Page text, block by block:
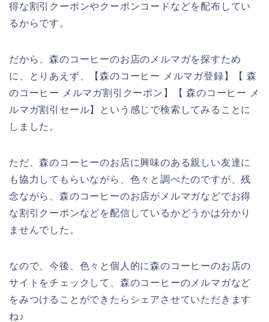
得な割引クーポンやクーポンコードなどを配布してい
るからです。
だから、森のコーヒーのお店のメルマガを探すため
に、とりあえず、【森のコーヒー メルマガ登録】【 森
のコーヒー メルマガ割引クーポン】【 森のコーヒー メ
ルマガ割引セール】という感じで検索してみることに
しました。
ただ、森のコーヒーのお店に興味のある親しい友達に
も協力してもらいながら、色々と調べたのですが、残
念ながら、森のコーヒーのお店がメルマガなどでお得
な割引クーポンなどを配信しているかどうかは分かり
ませんでした。
なので、今後、色々と個人的に森のコーヒーのお店の
サイトをチェックして、森のコーヒーのメルマガなど
をみつけることができたらシェアさせていただきます
ね♪